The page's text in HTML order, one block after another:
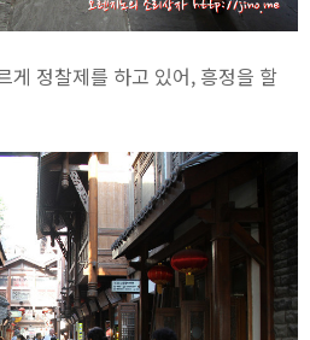
게 정찰제를 하고 있어, 흥정을 할